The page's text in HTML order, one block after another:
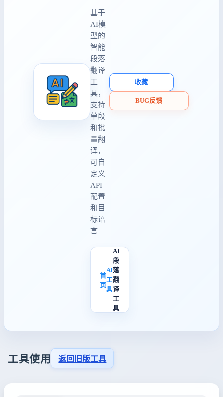
基于
AI模
型的
智能
段落
翻译
工
具，
支持
单段
和批
量翻
译，
可自
定义
API
配置
和目
标语
言
首
页
AI
工
具
AI
段
落
翻
译
工
具
收藏
BUG反馈
工具使用 返回旧版工具